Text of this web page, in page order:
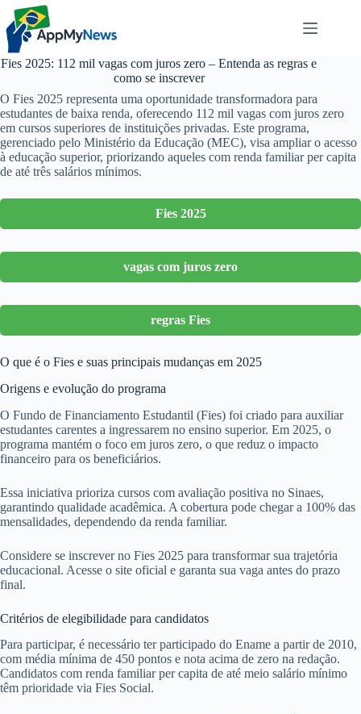
Pular
para
conteúdo
Fies 2025: 112 mil vagas com juros zero – Entenda as regras e
como se inscrever
O Fies 2025 representa uma oportunidade transformadora para
estudantes de baixa renda, oferecendo 112 mil vagas com juros zero
em cursos superiores de instituições privadas. Este programa,
gerenciado pelo Ministério da Educação (MEC), visa ampliar o acesso
à educação superior, priorizando aqueles com renda familiar per capita
de até três salários mínimos.
Fies 2025
vagas com juros zero
regras Fies
O que é o Fies e suas principais mudanças em 2025
Origens e evolução do programa
O Fundo de Financiamento Estudantil (Fies) foi criado para auxiliar
estudantes carentes a ingressarem no ensino superior. Em 2025, o
programa mantém o foco em juros zero, o que reduz o impacto
financeiro para os beneficiários.
Essa iniciativa prioriza cursos com avaliação positiva no Sinaes,
garantindo qualidade acadêmica. A cobertura pode chegar a 100% das
mensalidades, dependendo da renda familiar.
Considere se inscrever no Fies 2025 para transformar sua trajetória
educacional. Acesse o site oficial e garanta sua vaga antes do prazo
final.
Critérios de elegibilidade para candidatos
Para participar, é necessário ter participado do Ename a partir de 2010,
com média mínima de 450 pontos e nota acima de zero na redação.
Candidatos com renda familiar per capita de até meio salário mínimo
têm prioridade via Fies Social.